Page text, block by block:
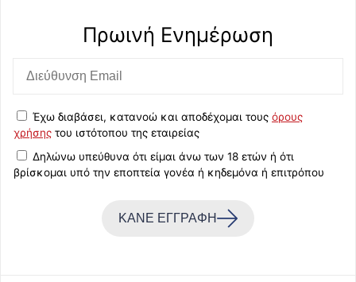
Πρωινή Eνημέρωση
Έχω διαβάσει, κατανοώ και αποδέχομαι τους όρους
χρήσης του ιστότοπου της εταιρείας
Δηλώνω υπεύθυνα ότι είμαι άνω των 18 ετών ή ότι
βρίσκομαι υπό την εποπτεία γονέα ή κηδεμόνα ή επιτρόπου
ΚΑΝΕ ΕΓΓΡΑΦΗ